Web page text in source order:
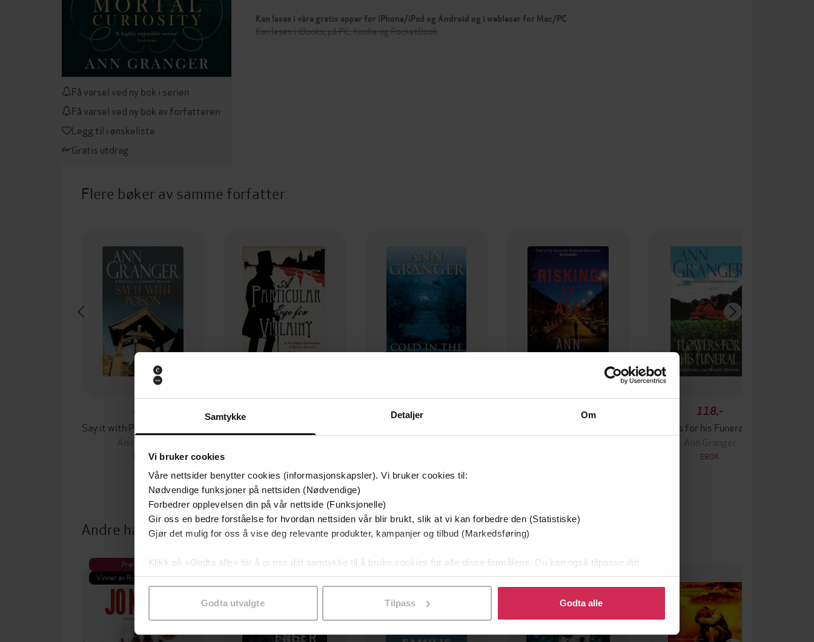
Samtykke Detaljer Om
Vi bruker cookies
Våre nettsider benytter cookies (informasjonskapsler). Vi bruker cookies til:
Nødvendige funksjoner på nettsiden (Nødvendige)
Forbedrer opplevelsen din på vår nettside (Funksjonelle)
Gir oss en bedre forståelse for hvordan nettsiden vår blir brukt, slik at vi kan forbedre den (Statistiske)
Gjør det mulig for oss å vise deg relevante produkter, kampanjer og tilbud (Markedsføring)
Klikk på «Godta alle» for å gi oss ditt samtykke til å bruke cookies for alle disse formålene. Du kan også tilpasse ditt
samtykke til spesifikke formål ved å klikke på «Tilpass». Du kan når som helst trekke tilbake eller endre ditt samtykke.
Godta utvalgte Tilpass Godta alle
Få varsel ved ny bok i serien
Få varsel ved ny bok av forfatteren
Legg til i ønskeliste
Gratis utdrag
Kan leses i våre gratis apper for iPhone/iPad og Android og i webleser for Mac/PC
Kan leses i iBooks, på PC, Kindle og PocketBook
Flere bøker av samme forfatter
49,-
Ann Granger
EBOK
118,-
118,-
Ann Granger
EBOK
Andre har også kjøpt
Premium
Vinner av Rivertonprisen
Premium
Første gang på tilbud
Premium